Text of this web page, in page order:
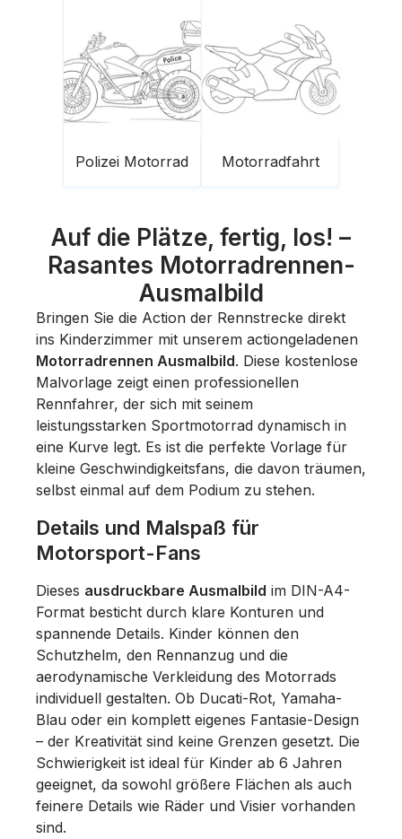
Polizei Motorrad Motorradfahrt
Auf die Plätze, fertig, los! –
Rasantes Motorradrennen-
Ausmalbild
Bringen Sie die Action der Rennstrecke direkt
ins Kinderzimmer mit unserem actiongeladenen
Motorradrennen Ausmalbild. Diese kostenlose
Malvorlage zeigt einen professionellen
Rennfahrer, der sich mit seinem
leistungsstarken Sportmotorrad dynamisch in
eine Kurve legt. Es ist die perfekte Vorlage für
kleine Geschwindigkeitsfans, die davon träumen,
selbst einmal auf dem Podium zu stehen.
Details und Malspaß für
Motorsport-Fans
Dieses ausdruckbare Ausmalbild im DIN-A4-
Format besticht durch klare Konturen und
spannende Details. Kinder können den
Schutzhelm, den Rennanzug und die
aerodynamische Verkleidung des Motorrads
individuell gestalten. Ob Ducati-Rot, Yamaha-
Blau oder ein komplett eigenes Fantasie-Design
– der Kreativität sind keine Grenzen gesetzt. Die
Schwierigkeit ist ideal für Kinder ab 6 Jahren
geeignet, da sowohl größere Flächen als auch
feinere Details wie Räder und Visier vorhanden
sind.